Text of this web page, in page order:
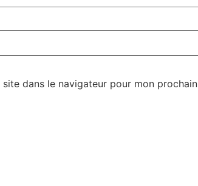
dans le navigateur pour mon prochain